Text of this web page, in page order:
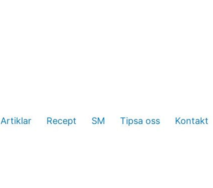
Artiklar Recept SM Tipsa oss Kontakt